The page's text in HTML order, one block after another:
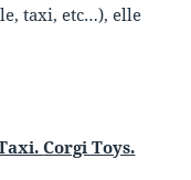
taxi, etc…), elle
Corgi Toys.